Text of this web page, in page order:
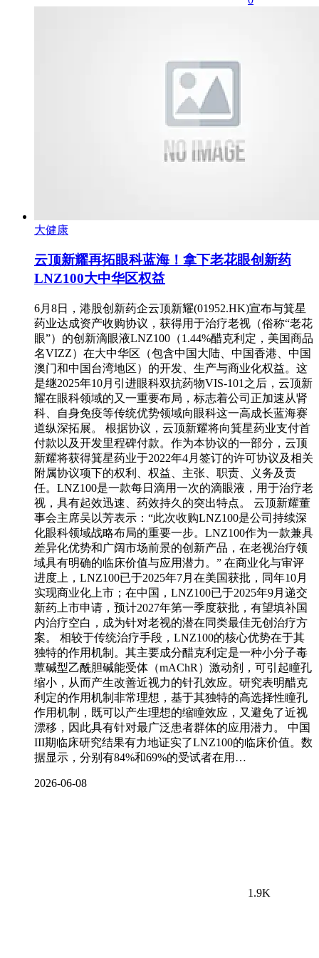
大健康
云顶新耀再拓眼科蓝海！拿下老花眼创新药
LNZ100大中华区权益
6月8日，港股创新药企云顶新耀(01952.HK)宣布与箕星
药业达成资产收购协议，获得用于治疗老视（俗称“老花
眼”）的创新滴眼液LNZ100（1.44%醋克利定，美国商品
名VIZZ）在大中华区（包含中国大陆、中国香港、中国
澳门和中国台湾地区）的开发、生产与商业化权益。这
是继2025年10月引进眼科双抗药物VIS-101之后，云顶新
耀在眼科领域的又一重要布局，标志着公司正加速从肾
科、自身免疫等传统优势领域向眼科这一高成长蓝海赛
道纵深拓展。 根据协议，云顶新耀将向箕星药业支付首
付款以及开发里程碑付款。作为本协议的一部分，云顶
新耀将获得箕星药业于2022年4月签订的许可协议及相关
附属协议项下的权利、权益、主张、职责、义务及责
任。LNZ100是一款每日滴用一次的滴眼液，用于治疗老
视，具有起效迅速、药效持久的突出特点。 云顶新耀董
事会主席吴以芳表示：“此次收购LNZ100是公司持续深
化眼科领域战略布局的重要一步。LNZ100作为一款兼具
差异化优势和广阔市场前景的创新产品，在老视治疗领
域具有明确的临床价值与应用潜力。” 在商业化与审评
进度上，LNZ100已于2025年7月在美国获批，同年10月
实现商业化上市；在中国，LNZ100已于2025年9月递交
新药上市申请，预计2027年第一季度获批，有望填补国
内治疗空白，成为针对老视的潜在同类最佳无创治疗方
案。 相较于传统治疗手段，LNZ100的核心优势在于其
独特的作用机制。其主要成分醋克利定是一种小分子毒
蕈碱型乙酰胆碱能受体（mAChR）激动剂，可引起瞳孔
缩小，从而产生改善近视力的针孔效应。研究表明醋克
利定的作用机制非常理想，基于其独特的高选择性瞳孔
作用机制，既可以产生理想的缩瞳效应，又避免了近视
漂移，因此具有针对最广泛患者群体的应用潜力。 中国
III期临床研究结果有力地证实了LNZ100的临床价值。数
据显示，分别有84%和69%的受试者在用…
2026-06-08
1.9K